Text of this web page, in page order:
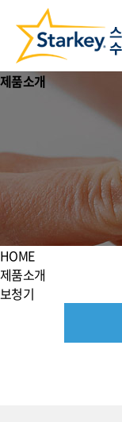
제품소개
HOME
제품소개
보청기